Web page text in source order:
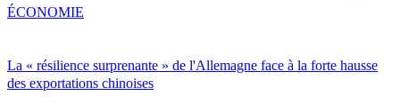
La « résilience surprenante » de l'Allemagne face à la forte hausse
des exportations chinoises
ÉCONOMIE